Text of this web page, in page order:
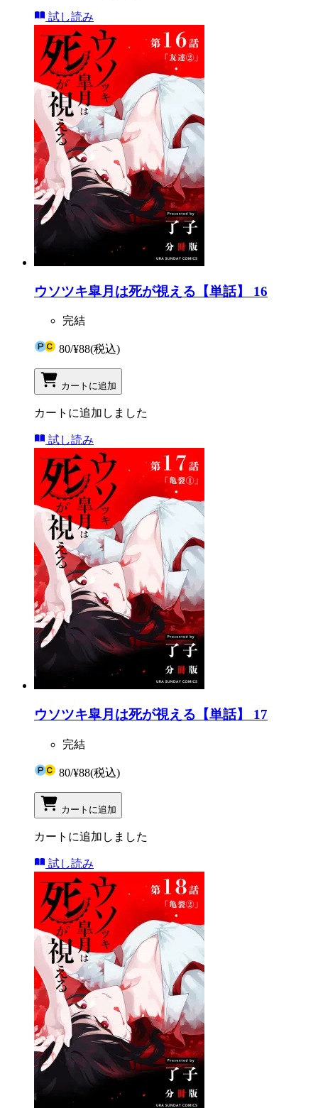
試し読み
ウソツキ皐月は死が視える【単話】 16
完結
80/¥88(税込)
カートに追加
カートに追加しました
試し読み
ウソツキ皐月は死が視える【単話】 17
完結
80/¥88(税込)
カートに追加
カートに追加しました
試し読み